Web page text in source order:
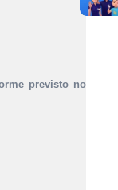
previsto no